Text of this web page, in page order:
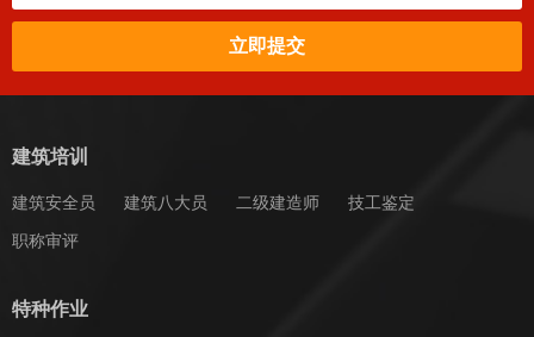
立即提交
建筑培训
建筑安全员 建筑八大员 二级建造师
技工鉴定
职称审评
特种作业